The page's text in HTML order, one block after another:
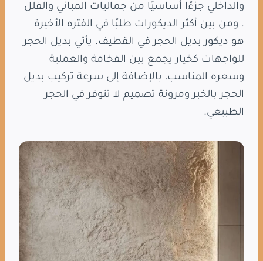
والداخلي جزءًا أساسيًا من جماليات المباني والفلل
. ومن بين أكثر الديكورات طلبًا في الفتره الأخيرة
هو ديكور بديل الحجر في القطيف. يأتي بديل الحجر
للواجهات كخيار يجمع بين الفخامة والعملية
وسعره المناسب، بالإضافة إلى سرعة تركيب بديل
الحجر بالخبر ومرونة تصميم لا تتوفر في الحجر
الطبيعي.